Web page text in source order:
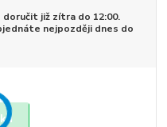
doručit již zítra do 12:00.
nejpozději dnes do